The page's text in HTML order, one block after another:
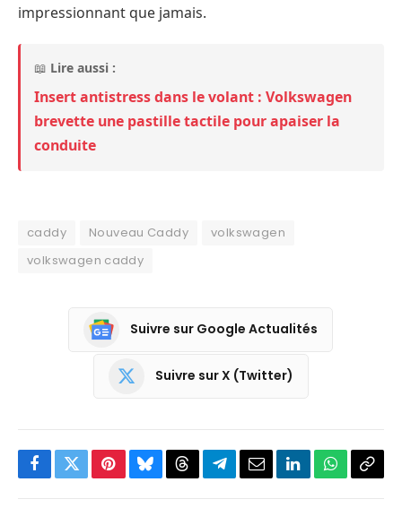
impressionnant que jamais.
📖 Lire aussi :
Insert antistress dans le volant : Volkswagen
brevette une pastille tactile pour apaiser la
conduite
caddy Nouveau Caddy
volkswagen
volkswagen caddy
Suivre sur Google Actualités
Suivre sur X (Twitter)
Facebook
TwitterPinterestBlueskyThreadsPartagerEmailLinkedInWhatsApp